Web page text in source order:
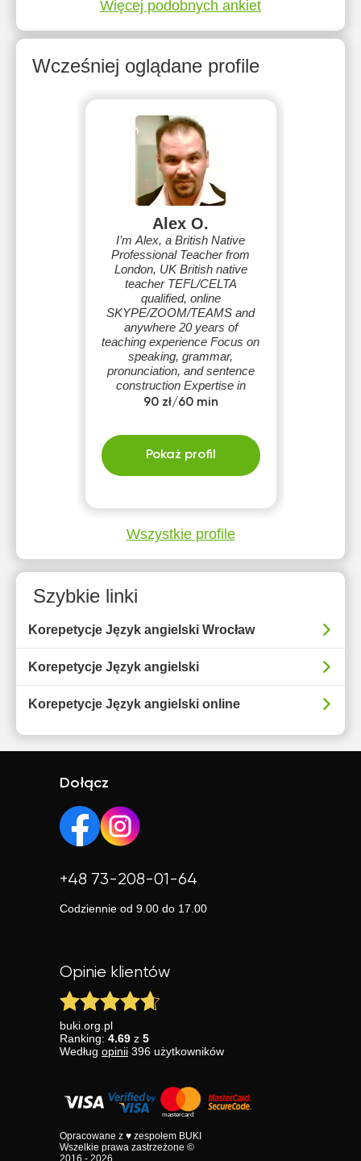
Więcej podobnych ankiet
Wcześniej oglądane profile
Alex O.
I’m Alex, a British Native
Professional Teacher from
London, UK British native
teacher TEFL/CELTA
qualified, online
SKYPE/ZOOM/TEAMS and
anywhere 20 years of
teaching experience Focus on
speaking, grammar,
pronunciation, and sentence
construction Expertise in
developing communication
90 zł/60 min
Pokaż profil
Wszystkie profile
Szybkie linki
Korepetycje Język angielski Wrocław
Korepetycje Język angielski
Korepetycje Język angielski online
Dołącz
+48 73-208-01-64
Codziennie od 9.00 do 17.00
Opinie klientów
buki.org.pl
Ranking: 4.69 z 5
Według opinii 396 użytkowników
Opracowane z ♥ zespołem BUKI
Wszelkie prawa zastrzeżone ©
2016 - 2026